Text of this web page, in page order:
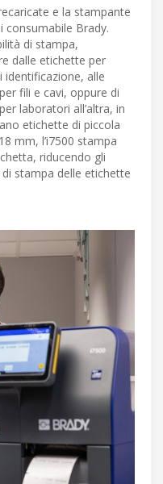
e la stampante
Brady.
di stampa,
dalle etichette per
identificazione, alle
fili e cavi, oppure di
laboratori all’altra, in
etichette di piccola
mm, l’i7500 stampa
riducendo gli
stampa delle etichette